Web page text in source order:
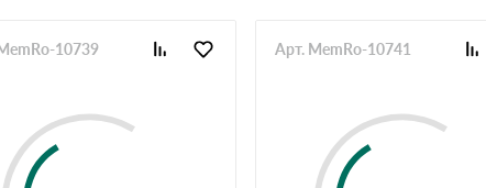
20 мая 2025
неделе получили вторую. Всё супер
нет. Единственное неудобство было с проездом к
объяснил нормально. Забрали без проблем,
10739 Арт. MemRo-10741